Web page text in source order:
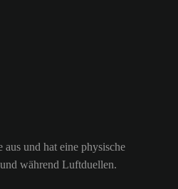
aus und hat eine physische
während Luftduellen.